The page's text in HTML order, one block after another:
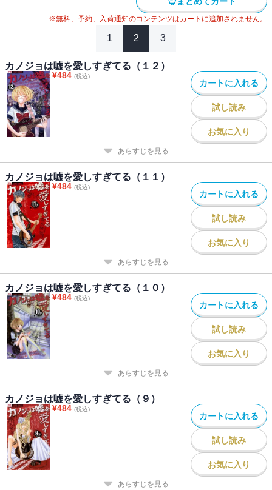
※無料、予約、入荷通知のコンテンツはカートに追加されません。
1 2 3
カノジョは嘘を愛しすぎてる（１２）
¥484 (税込)
カートに入れる
試し読み
お気に入り
あらすじを見る
カノジョは嘘を愛しすぎてる（１１）
¥484 (税込)
カートに入れる
試し読み
お気に入り
あらすじを見る
カノジョは嘘を愛しすぎてる（１０）
¥484 (税込)
カートに入れる
試し読み
お気に入り
あらすじを見る
カノジョは嘘を愛しすぎてる（９）
¥484 (税込)
カートに入れる
試し読み
お気に入り
あらすじを見る